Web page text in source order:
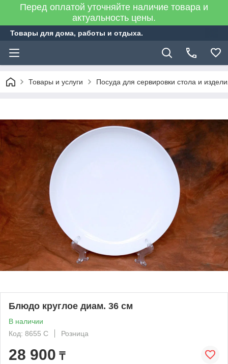
Перед оплатой уточняйте наличие товара и
актуальность цены.
Товары для дома, работы и отдыха.
Товары и услуги Посуда для сервировки стола и
Блюдо круглое диам. 36 см
В наличии
Код: 8655 C
Розница
28 900 ₸